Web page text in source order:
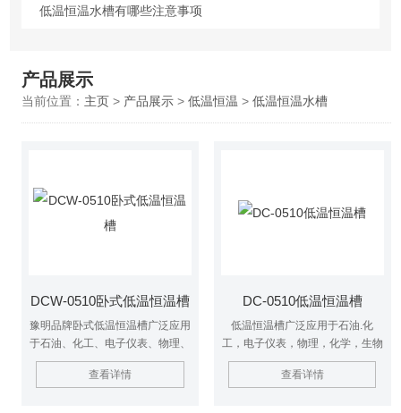
低温恒温水槽有哪些注意事项
产品展示
当前位置： 主页> 产品展示> 低温恒温 > 低温恒温水槽
DCW-0510卧式低温恒温槽
豫明品牌卧式低温恒温槽广泛应用
于石油、化工、电子仪表、物理、
化学、生物工程、医药卫生、生命
科学、轻工食品、物性测试及化学
查看详情
DC-0510低温恒温槽
低温恒温槽广泛应用于石油.化
工，电子仪表，物理，化学，生物
工程，医药卫生，生命科学，轻工
食品物性测试及化学分析等研究部
查看详情